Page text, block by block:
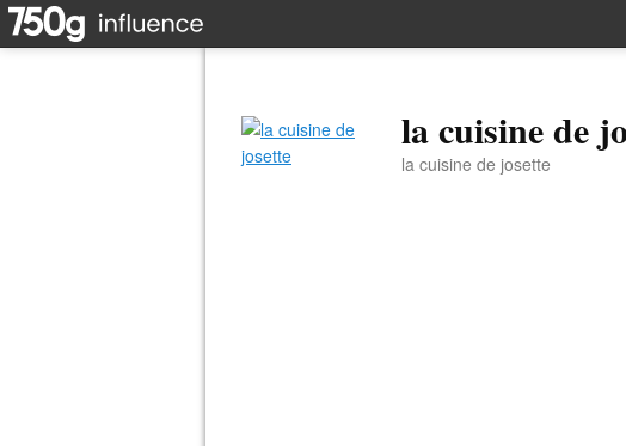
la cuisine de
la cuisine de josette